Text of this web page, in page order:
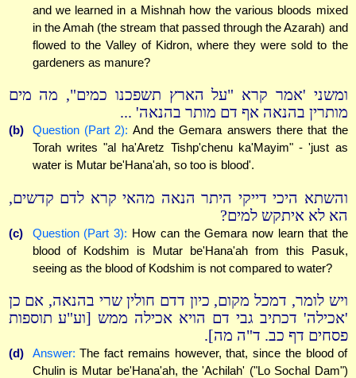
and we learned in a Mishnah how the various bloods mixed
in the Amah (the stream that passed through the Azarah) and
flowed to the Valley of Kidron, where they were sold to the
gardeners as manure?
ומשני 'אמר קרא "על הארץ תשפכנו כמים", מה מים
מותרין בהנאה אף דם מותר בהנאה' ...
(b) Question (Part 2): And the Gemara answers there that the
Torah writes "al ha'Aretz Tishp'chenu ka'Mayim" - 'just as
water is Mutar be'Hana'ah, so too is blood'.
והשתא היכי דייקי היתר הנאה מהאי קרא לדם קדשים,
הא לא איתקש למים?
(c) Question (Part 3): How can the Gemara now learn that the
blood of Kodshim is Mutar be'Hana'ah from this Pasuk,
seeing as the blood of Kodshim is not compared to water?
ויש לומר, דמכל מקום, כיון דדם חולין שרי בהנאה, אם כן
'אכילה' דכתיב גבי דם הויא אכילה ממש [וע"ע תוספות
פסחים דף כב. ד"ה מה].
(d) Answer: The fact remains however, that, since the blood of
Chulin is Mutar be'Hana'ah, the 'Achilah' ("Lo Sochal Dam")